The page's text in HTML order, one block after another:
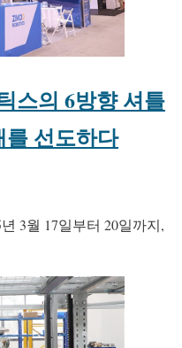
스의 6방향 셔틀
선도하다
3월 17일부터 20일까지,